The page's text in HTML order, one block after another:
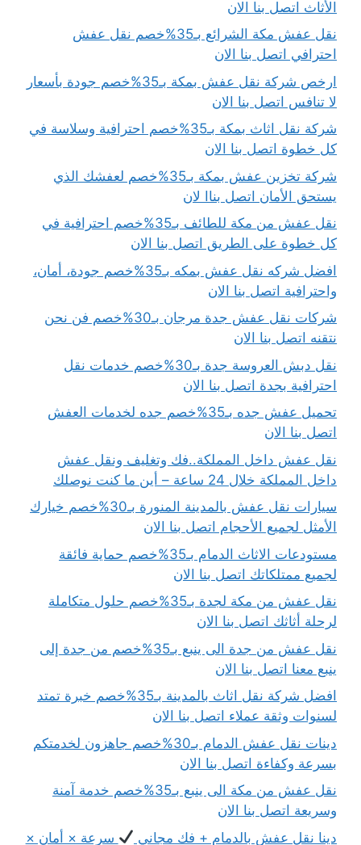
الأثاث اتصل بنا الان
نقل عفش مكة الشرائع بـ35%خصم نقل عفش
احترافي اتصل بنا الان
ارخص شركة نقل عفش بمكة بـ35%خصم جودة بأسعار
لا تنافس اتصل بنا الان
شركة نقل اثاث بمكة بـ35%خصم احترافية وسلاسة في
كل خطوة اتصل بنا الان
شركة تخزين عفش بمكة بـ35%خصم لعفشك الذي
يستحق الأمان اتصل بناا لان
نقل عفش من مكة للطائف بـ35%خصم احترافية في
كل خطوة على الطريق اتصل بنا الان
افضل شركه نقل عفش بمكه بـ35%خصم جودة، أمان،
واحترافية اتصل بنا الان
شركات نقل عفش جدة مرجان بـ30%خصم فن نحن
نتقنه اتصل بنا الان
نقل دبش العروسة جدة بـ30%خصم خدمات نقل
احترافية بجدة اتصل بنا الان
تحميل عفش جده بـ35%خصم جده لخدمات العفش
اتصل بنا الان
نقل عفش داخل المملكة..فك وتغليف ونقل عفش
داخل المملكة خلال 24 ساعة – أين ما كنت نوصلك
سيارات نقل عفش بالمدينة المنورة بـ30%خصم خيارك
الأمثل لجميع الأحجام اتصل بنا الان
مستودعات الاثاث الدمام بـ35%خصم حماية فائقة
لجميع ممتلكاتك اتصل بنا الان
نقل عفش من مكة لجدة بـ35%خصم حلول متكاملة
لرحلة أثاثك اتصل بنا الان
نقل عفش من جدة الى ينبع بـ35%خصم من جدة إلى
ينبع معنا اتصل بنا الان
افضل شركة نقل اثاث بالمدينة بـ35%خصم خبرة تمتد
لسنوات وثقة عملاء اتصل بنا الان
دينات نقل عفش الدمام بـ30%خصم جاهزون لخدمتكم
بسرعة وكفاءة اتصل بنا الان
نقل عفش من مكة الى ينبع بـ35%خصم خدمة آمنة
وسريعة اتصل بنا الان
دينا نقل عفش بالدمام + فك مجاني
سرعة × أمان ×